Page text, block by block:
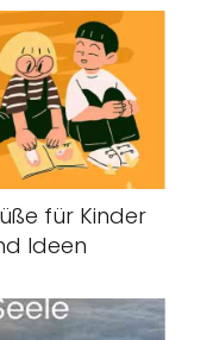
für Kinder
Ideen